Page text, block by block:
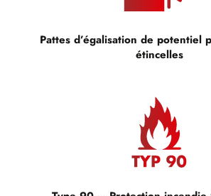
Pattes d’égalisation de potentiel
étincelles